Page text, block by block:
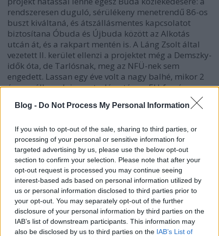
Blog - Do Not Process My Personal Information
If you wish to opt-out of the sale, sharing to third parties, or
processing of your personal or sensitive information for
targeted advertising by us, please use the below opt-out
section to confirm your selection. Please note that after your
opt-out request is processed you may continue seeing
interest-based ads based on personal information utilized by
us or personal information disclosed to third parties prior to
your opt-out. You may separately opt-out of the further
disclosure of your personal information by third parties on the
IAB’s list of downstream participants. This information may
also be disclosed by us to third parties on the IAB’s List of
rendszeresen duguló, sérülékeny menetrendű 86-os
buszt kiváltaná, és átszállásmentes kapcsolatot
biztosítana Óbuda és Újbuda között az Alkotás
utcán át, és a rakpart mentén is. A Láng Zsolt által
vezetett II. kerület ellenzi a projektet még a Demszky-
idők óta, de Tarlósnak, meg az NFÜ-nek sem
engedett. Lassan egy éve volt a nagy balhé, mikor 2
év megállapodni nem tudás után az EU-forrás
majdnem elveszett. Ekkor sikerült elérni a projekt
kettéválasztását, a 61-eses felét jóváhagyta a
rakparti részt még mindig vizsgálják. A II. kerület
érveit Láng Zsolton és a kerület néhány emberén
kívül senki nem érti, még a fővárosi Fideszen belül is
értetlenül állnak a problémázás előtt, aMagyar
Hírlap interjújábanse kaptunk a kérdésre választ:
tényleg mi lehet a baj egy új villamosszakasszal?